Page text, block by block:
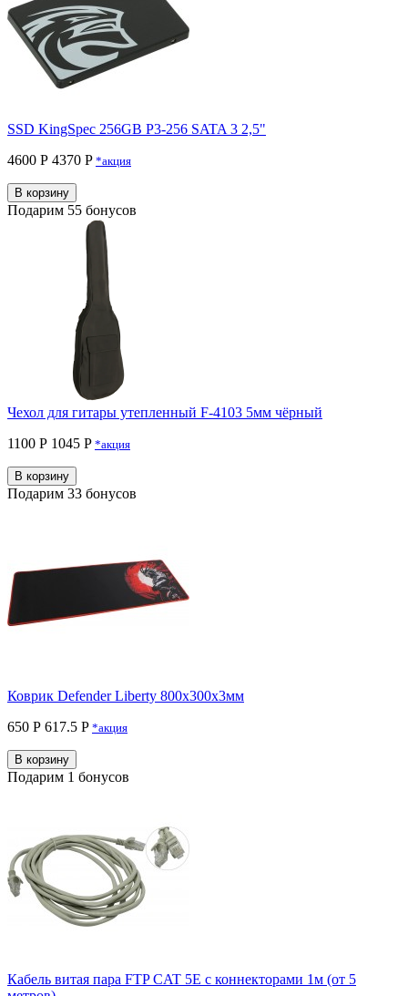
SSD KingSpec 256GB P3-256 SATA 3 2,5"
4600 Р 4370 P *акция
В корзину
Подарим 55 бонусов
Чехол для гитары утепленный F-4103 5мм чёрный
1100 Р 1045 P *акция
В корзину
Подарим 33 бонусов
Коврик Defender Liberty 800х300х3мм
650 Р 617.5 P *акция
В корзину
Подарим 1 бонусов
Кабель витая пара FTP CAT 5E с коннекторами 1м (от 5